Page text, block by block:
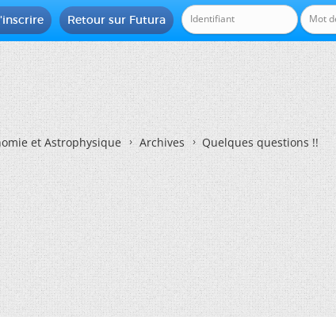
Retour sur Futura
et Astrophysique Archives Quelques questions !!